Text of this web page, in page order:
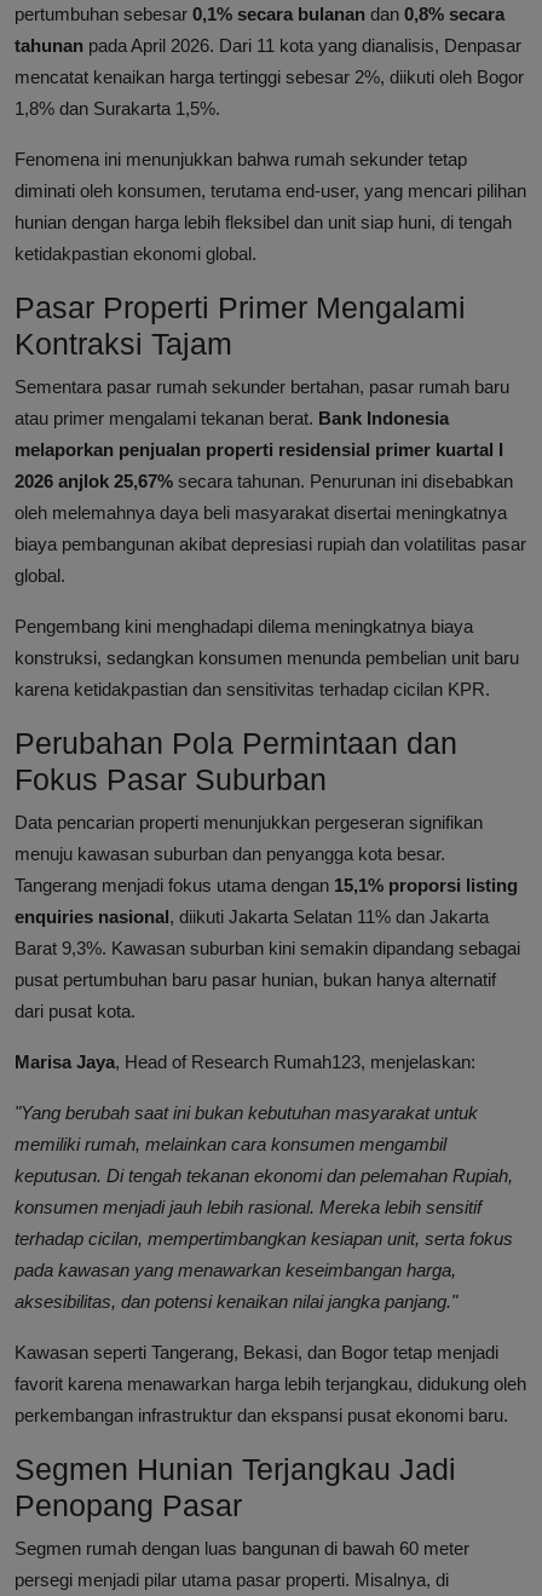
pertumbuhan sebesar 0,1% secara bulanan dan 0,8% secara
tahunan pada April 2026. Dari 11 kota yang dianalisis, Denpasar
mencatat kenaikan harga tertinggi sebesar 2%, diikuti oleh Bogor
1,8% dan Surakarta 1,5%.
Fenomena ini menunjukkan bahwa rumah sekunder tetap
diminati oleh konsumen, terutama end-user, yang mencari pilihan
hunian dengan harga lebih fleksibel dan unit siap huni, di tengah
ketidakpastian ekonomi global.
Pasar Properti Primer Mengalami
Kontraksi Tajam
Sementara pasar rumah sekunder bertahan, pasar rumah baru
atau primer mengalami tekanan berat. Bank Indonesia
melaporkan penjualan properti residensial primer kuartal I
2026 anjlok 25,67% secara tahunan. Penurunan ini disebabkan
oleh melemahnya daya beli masyarakat disertai meningkatnya
biaya pembangunan akibat depresiasi rupiah dan volatilitas pasar
global.
Pengembang kini menghadapi dilema meningkatnya biaya
konstruksi, sedangkan konsumen menunda pembelian unit baru
karena ketidakpastian dan sensitivitas terhadap cicilan KPR.
Perubahan Pola Permintaan dan
Fokus Pasar Suburban
Data pencarian properti menunjukkan pergeseran signifikan
menuju kawasan suburban dan penyangga kota besar.
Tangerang menjadi fokus utama dengan 15,1% proporsi listing
enquiries nasional, diikuti Jakarta Selatan 11% dan Jakarta
Barat 9,3%. Kawasan suburban kini semakin dipandang sebagai
pusat pertumbuhan baru pasar hunian, bukan hanya alternatif
dari pusat kota.
Marisa Jaya, Head of Research Rumah123, menjelaskan:
"Yang berubah saat ini bukan kebutuhan masyarakat untuk
memiliki rumah, melainkan cara konsumen mengambil
keputusan. Di tengah tekanan ekonomi dan pelemahan Rupiah,
konsumen menjadi jauh lebih rasional. Mereka lebih sensitif
terhadap cicilan, mempertimbangkan kesiapan unit, serta fokus
pada kawasan yang menawarkan keseimbangan harga,
aksesibilitas, dan potensi kenaikan nilai jangka panjang."
Kawasan seperti Tangerang, Bekasi, dan Bogor tetap menjadi
favorit karena menawarkan harga lebih terjangkau, didukung oleh
perkembangan infrastruktur dan ekspansi pusat ekonomi baru.
Segmen Hunian Terjangkau Jadi
Penopang Pasar
Segmen rumah dengan luas bangunan di bawah 60 meter
persegi menjadi pilar utama pasar properti. Misalnya, di